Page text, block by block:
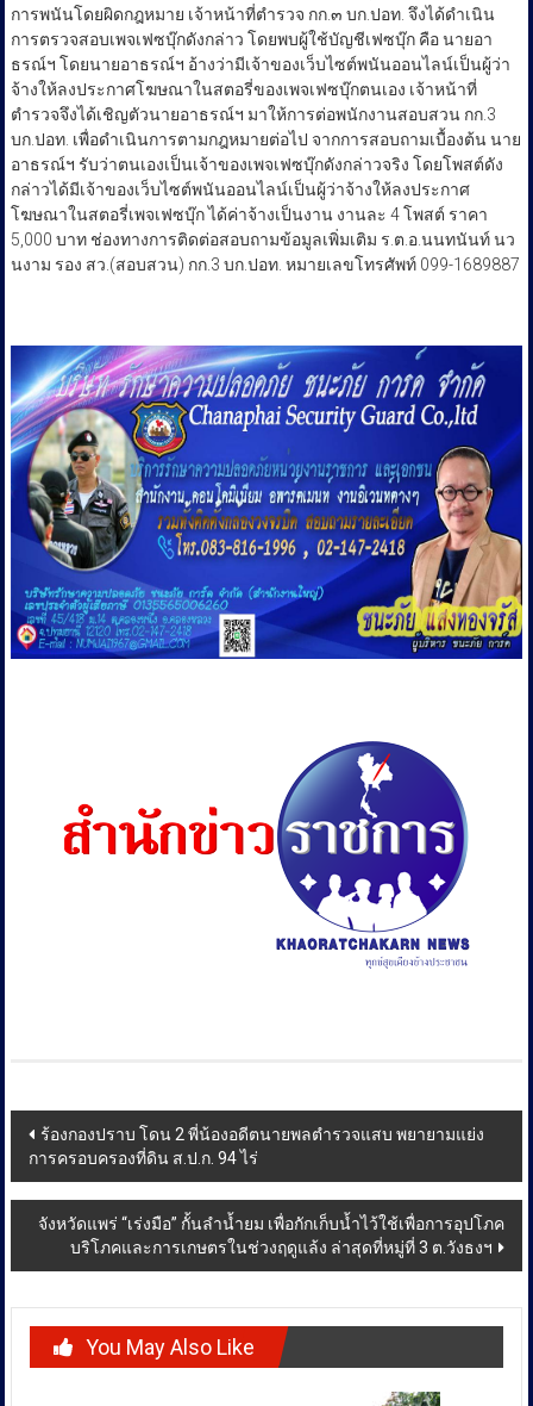
การพนันโดยผิดกฎหมาย เจ้าหน้าที่ตำรวจ กก.๓ บก.ปอท. จึงได้ดำเนิน
การตรวจสอบเพจเฟซบุ๊กดังกล่าว โดยพบผู้ใช้บัญชีเฟซบุ๊ก คือ นายอา
ธรณ์ฯ โดยนายอาธรณ์ฯ อ้างว่ามีเจ้าของเว็บไซต์พนันออนไลน์เป็นผู้ว่า
จ้างให้ลงประกาศโฆษณาในสตอรี่ของเพจเฟซบุ๊กตนเอง เจ้าหน้าที่
ตำรวจจึงได้เชิญตัวนายอาธรณ์ฯ มาให้การต่อพนักงานสอบสวน กก.3
บก.ปอท. เพื่อดำเนินการตามกฎหมายต่อไป จากการสอบถามเบื้องต้น นาย
อาธรณ์ฯ รับว่าตนเองเป็นเจ้าของเพจเฟซบุ๊กดังกล่าวจริง โดยโพสต์ดัง
กล่าวได้มีเจ้าของเว็บไซต์พนันออนไลน์เป็นผู้ว่าจ้างให้ลงประกาศ
โฆษณาในสตอรี่เพจเฟซบุ๊ก ได้ค่าจ้างเป็นงาน งานละ 4 โพสต์ ราคา
5,000 บาท ช่องทางการติดต่อสอบถามข้อมูลเพิ่มเติม ร.ต.อ.นนทนันท์ นว
นงาม รอง สว.(สอบสวน) กก.3 บก.ปอท. หมายเลขโทรศัพท์ 099-1689887
Post
navigation
ร้องกองปราบ โดน 2 พี่น้องอดีตนายพลตำรวจแสบ พยายามแย่ง
การครอบครองที่ดิน ส.ป.ก. 94 ไร่
จังหวัดแพร่ “เร่งมือ” กั้นลำน้ำยม เพื่อกักเก็บน้ำไว้ใช้เพื่อการอุปโภค
บริโภคและการเกษตรในช่วงฤดูแล้ง ล่าสุดที่หมู่ที่ 3 ต.วังธงฯ
You May Also Like